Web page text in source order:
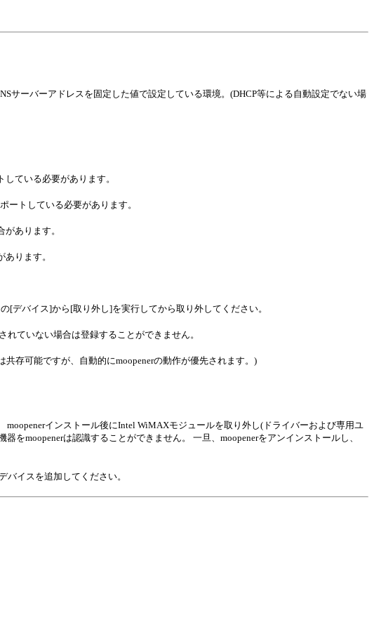
サーバーアドレスを固定した値で設定している環境。(DHCP等による自動設定でない場
している必要があります。
ートしている必要があります。
あります。
ります。
[デバイス]から[取り外し]を実行してから取り外してください。
ていない場合は登録することができません。
存可能ですが、自動的にmoopenerの動作が優先されます。)
インストール後にIntel WiMAXモジュールを取り外し(ドライバーおよび専用ユ
moopenerは認識することができません。 一旦、moopenerをアンインストールし、
バイスを追加してください。